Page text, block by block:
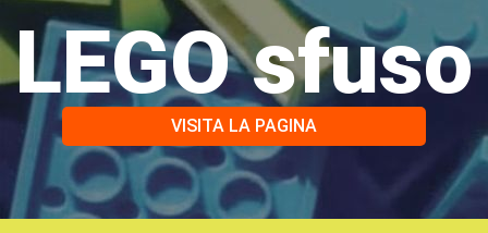
LEGO sfuso
VISITA LA PAGINA